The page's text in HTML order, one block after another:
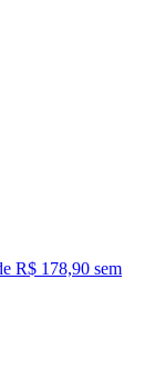
R$ 178,90 sem